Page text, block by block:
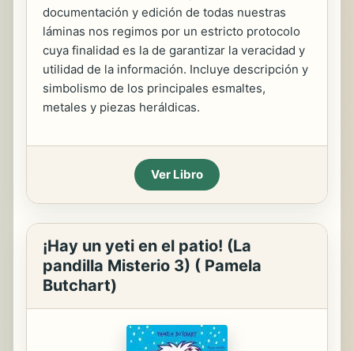
documentación y edición de todas nuestras
láminas nos regimos por un estricto protocolo
cuya finalidad es la de garantizar la veracidad y
utilidad de la información. Incluye descripción y
simbolismo de los principales esmaltes,
metales y piezas heráldicas.
Ver Libro
¡Hay un yeti en el patio! (La
pandilla Misterio 3) ( Pamela
Butchart)